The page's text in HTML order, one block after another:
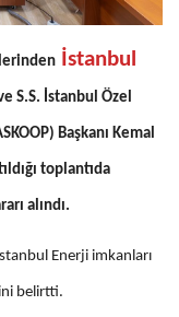
İstanbul
S.S. İstanbul Özel
Başkanı Kemal
toplantıda
alındı.
İstanbul Enerji imkanları
belirtti.